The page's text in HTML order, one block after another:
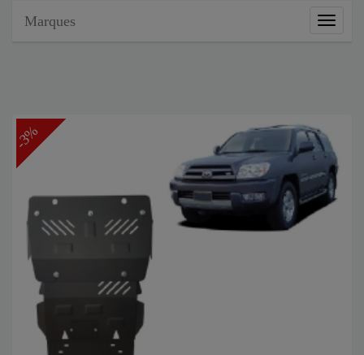
Marques
Marques
-3%